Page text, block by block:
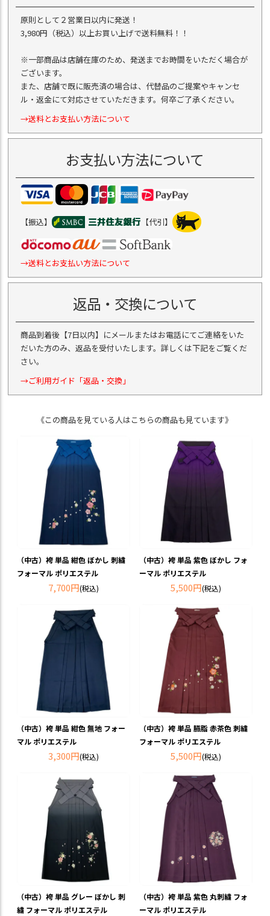
原則として２営業日以内に発送！
3,980円（税込）以上お買い上げで送料無料！！
※一部商品は店舗在庫のため、発送までお時間をいただく場合が
ございます。
また、店舗で既に販売済の場合は、代替品のご提案やキャンセ
ル・返金にて対応させていただきます。何卒ご了承ください。
→送料とお支払い方法について
お支払い方法について
【振込】 【代引】
→送料とお支払い方法について
返品・交換について
商品到着後【7日以内】にメールまたはお電話にてご連絡をいた
だいた方のみ、返品を受付いたします。詳しくは下記をご覧くだ
さい。
→ご利用ガイド「返品・交換」
《この商品を見ている人はこちらの商品も見ています》
（中古）袴 単品 紺色 ぼかし 刺繍
フォーマル ポリエステル
7,700円(税込)
（中古）袴 単品 紫色 ぼかし フォ
ーマル ポリエステル
5,500円(税込)
（中古）袴 単品 紺色 無地 フォー
マル ポリエステル
3,300円(税込)
（中古）袴 単品 臙脂 赤茶色 刺繍
フォーマル ポリエステル
5,500円(税込)
（中古）袴 単品 グレー ぼかし 刺
繍 フォーマル ポリエステル
（中古）袴 単品 紫色 丸刺繍 フォ
ーマル ポリエステル